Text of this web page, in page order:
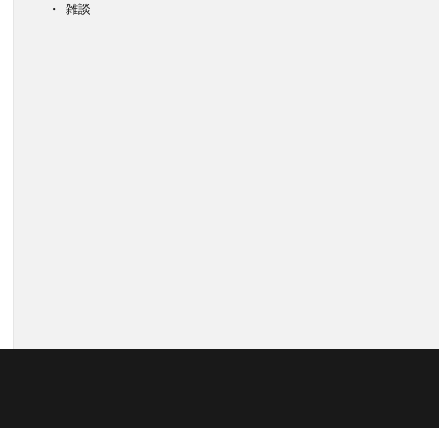
雑談